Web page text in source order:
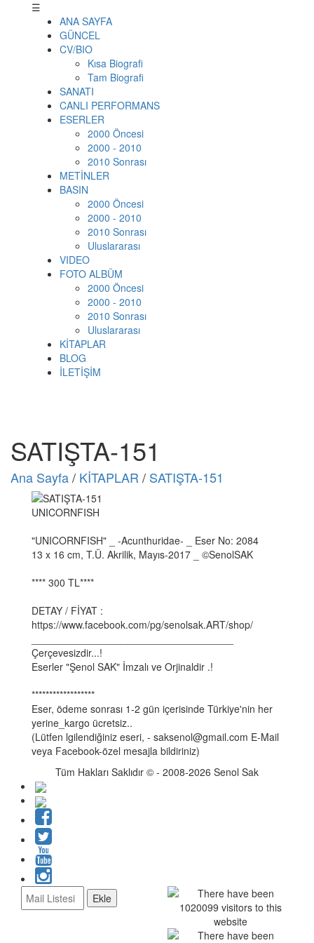
☰
ANA SAYFA
GÜNCEL
CV/BIO
Kısa Biografi
Tam Biografi
SANATI
CANLI PERFORMANS
ESERLER
2000 Öncesi
2000 - 2010
2010 Sonrası
METİNLER
BASIN
2000 Öncesi
2000 - 2010
2010 Sonrası
Uluslararası
VIDEO
FOTO ALBÜM
2000 Öncesi
2000 - 2010
2010 Sonrası
Uluslararası
KİTAPLAR
BLOG
İLETİŞİM
SATIŞTA-151
Ana Sayfa/ KİTAPLAR / SATIŞTA-151
UNICORNFISH
"UNICORNFISH" _ -Acunthuridae- _ Eser No: 2084
13 x 16 cm, T.Ü. Akrilik, Mayıs-2017 _ ©SenolSAK
**** 300 TL****
DETAY / FİYAT :
https://www.facebook.com/pg/senolsak.ART/shop/
Çerçevesizdir...!
Eserler "Şenol SAK" İmzalı ve Orjinaldir .!
******************
Eser, ödeme sonrası 1-2 gün içerisinde Türkiye'nin her
yerine_kargo ücretsiz..
(Lütfen lgilendiğiniz eseri, - saksenol@gmail.com E-Mail
veya Facebook-özel mesajla bildiriniz)
Tüm Hakları Saklıdır © - 2008-2026 Senol Sak